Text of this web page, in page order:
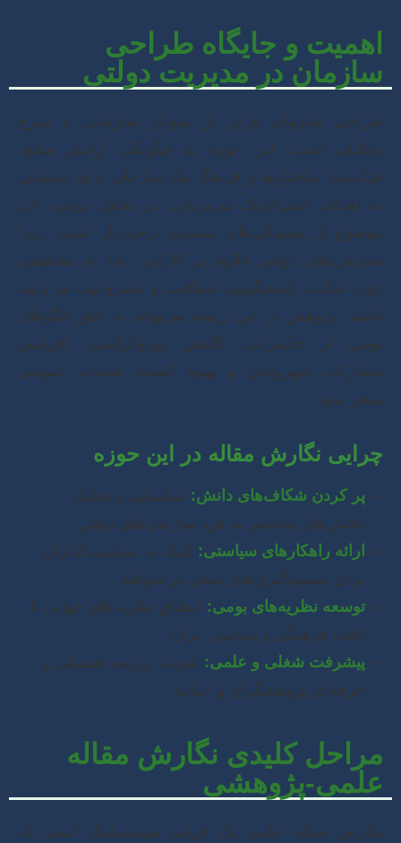
اهمیت و جایگاه طراحی
سازمان در مدیریت دولتی
طراحی سازمان فراتر از نمودار سازمانی و شرح
وظایف است؛ این حوزه به چگونگی آرایش منابع،
فرآیندها، ساختارها و فرهنگ یک سازمان برای دستیابی
به اهداف استراتژیک می‌پردازد. در بخش دولتی، این
موضوع از پیچیدگی‌های بیشتری برخوردار است؛ زیرا
سازمان‌های دولتی علاوه بر کارایی، باید به مفاهیمی
چون عدالت، پاسخگویی، شفافیت و مشروعیت نیز پایبند
باشند. پژوهش در این زمینه می‌تواند به خلق الگوهای
نوینی از حکمرانی، کاهش بوروکراسی، افزایش
مشارکت شهروندان و بهبود کیفیت خدمات عمومی
منجر شود.
چرایی نگارش مقاله در این حوزه
پر کردن شکاف‌های دانش: شناسایی و تحلیل
چالش‌های منحصر به فرد سازمان‌های دولتی.
ارائه راهکارهای سیاستی: کمک به سیاست‌گذاران
برای تصمیم‌گیری‌های مبتنی بر شواهد.
توسعه نظریه‌های بومی: انطباق نظریه‌های جهانی با
بافت فرهنگی و سیاسی ایران.
پیشرفت شغلی و علمی: تقویت رزومه تحصیلی و
حرفه‌ای پژوهشگران و اساتید.
مراحل کلیدی نگارش مقاله
علمی-پژوهشی
نگارش مقاله علمی یک فرآیند سیستماتیک است که